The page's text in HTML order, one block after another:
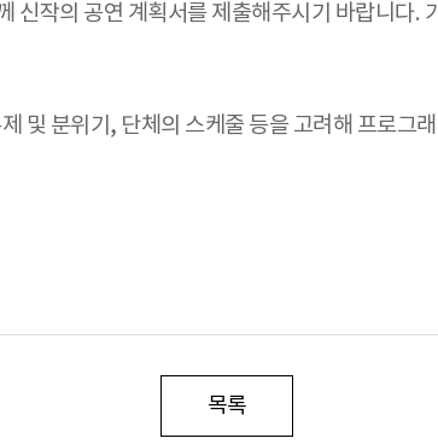
신작의 공연 계획서를 제출해주시기 바랍니다.
및 분위기, 단체의 스케줄 등을 고려해 프로그
목록